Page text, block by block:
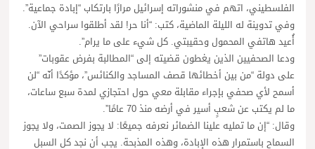
الفلسطيني، اتهم في منشوراته إسرائيل مرارًا بارتكاب “إبادة جماعية”.
وفي تدوينة له الليلة الماضية، كتب: “أنا حر! لقد أطلقوا سراحي الآن.
أُعيد هاتفي المحمول وحقيبتي. كل شيء على ما يرام”.
ودعا الصحفيين الذين يغطون قضيته إلى “المطالبة بفرض عقوبات”
على دولة “من بين أخطائها قصف المساجد والكنائس”، مؤكدًا أنّه “لن
أسمح لأي صحفي بإجراء مقابلة معي حول احتجازي لمدة سبع ساعات،
ما لم يكتب عن شعبٍ أسير في أرضه منذ 70 عامًا”.
وقال: “إن ما تمليه علينا الضمائر نعرفه جميعًا: لا يجوز الصمت، ولا يجوز
السماح باستمرار هذه الإبادة، وهذه المذبحة. يجب أن نجد كل السبل